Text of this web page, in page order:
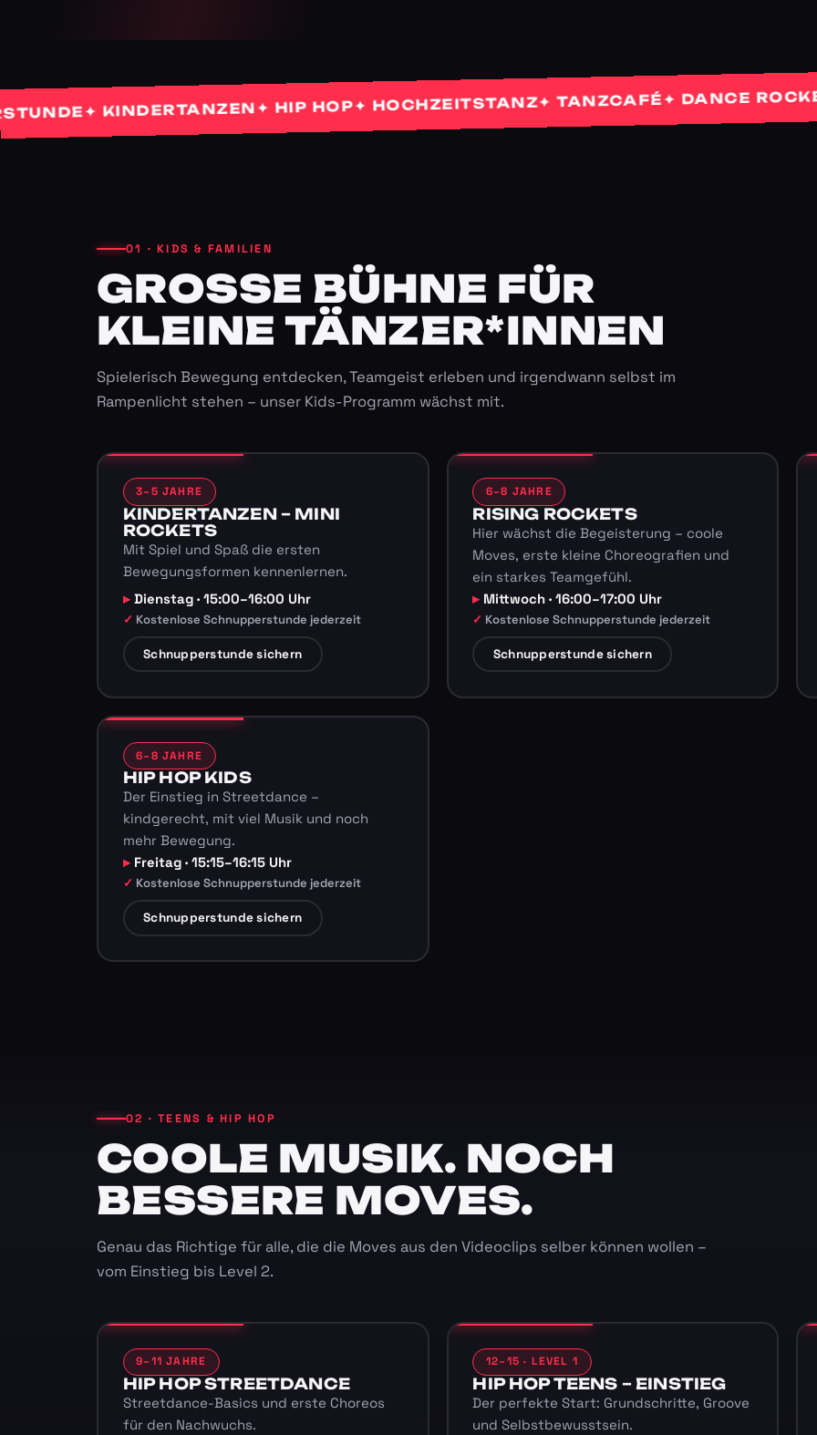
✦ KINDERTANZEN✦ HIP HOP✦ HOCHZEITSTANZ✦ TANZCAFÉ✦ DANCE ROCKETS✦
01 · KIDS & FAMILIEN
GROSSE BÜHNE FÜR K
LEINE TÄNZER*INNEN
Spielerisch Bewegung entdecken, Teamgeist erleben und irgendwann selbst im
Rampenlicht stehen – unser Kids-Programm wächst mit.
3–5 JAHRE
KINDERTANZEN – MINI
ROCKETS
Mit Spiel und Spaß die ersten
Bewegungsformen kennenlernen.
Dienstag · 15:00–16:00 Uhr
Kostenlose Schnupperstunde jederzeit
Schnupperstunde sichern
6–8 JAHRE
RISING ROCKETS
Hier wächst die Begeisterung – coole
Moves, erste kleine Choreografien und
ein starkes Teamgefühl.
Mittwoch · 16:00–17:00 Uhr
Kostenlose Schnupperstunde jederzeit
Schnupperstunde sichern
6–8 JAHRE
HIP HOP KIDS
Der Einstieg in Streetdance –
kindgerecht, mit viel Musik und noch
mehr Bewegung.
Freitag · 15:15–16:15 Uhr
Kostenlose Schnupperstunde jederzeit
Schnupperstunde sichern
02 · TEENS & HIP HOP
COOLE MUSIK. NOCH
BESSERE MOVES.
Genau das Richtige für alle, die die Moves aus den Videoclips selber können wollen –
vom Einstieg bis Level 2.
9–11 JAHRE
HIP HOP STREETDANCE
Streetdance-Basics und erste Choreos
für den Nachwuchs.
12–15 · LEVEL 1
HIP HOP TEENS – EINSTIEG
Der perfekte Start: Grundschritte, Groove
und Selbstbewusstsein.